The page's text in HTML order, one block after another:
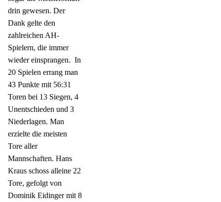
drin gewesen. Der
Dank gelte den
zahlreichen AH-
Spielern, die immer
wieder einsprangen. In
20 Spielen errang man
43 Punkte mit 56:31
Toren bei 13 Siegen, 4
Unentschieden und 3
Niederlagen. Man
erzielte die meisten
Tore aller
Mannschaften. Hans
Kraus schoss alleine 22
Tore, gefolgt von
Dominik Eidinger mit 8